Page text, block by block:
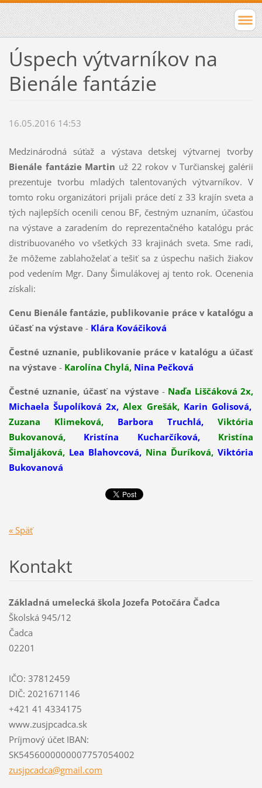
Úspech výtvarníkov na
Bienále fantázie
16.05.2016 14:53
Medzinárodná súťaž a výstava detskej výtvarnej tvorby
Bienále fantázie Martin už 22 rokov v Turčianskej galérii
prezentuje tvorbu mladých talentovaných výtvarníkov. V
tomto roku organizátori prijali práce detí z 33 krajín sveta a
tých najlepších ocenili cenou BF, čestným uznaním, účasťou
na výstave a zaradením do reprezentačného katalógu prác
distribuovaného vo všetkých 33 krajinách sveta. Sme radi,
že môžeme zablahoželať a tešiť sa z úspechu našich žiakov
pod vedením Mgr. Dany Šimulákovej aj tento rok. Ocenenia
získali:
Cenu Bienále fantázie, publikovanie práce v katalógu a
účasť na výstave- Klára Kováčiková
Čestné uznanie, publikovanie práce v katalógu a účasť
na výstave- Karolína Chylá,Nina Pečková
Čestné uznanie, účasť na výstave- Naďa Liščáková 2x,
Michaela Šupolíková 2x,Alex Grešák,Karin Golisová,
Zuzana Klimeková, Barbora Truchlá,Viktória
Bukovanová,Kristína Kucharčíková, Kristína
Šimaljáková,Lea Blahovcová, Nina Ďuríková, Viktória
Bukovanová
« Späť
Kontakt
Základná umelecká škola Jozefa Potočára Čadca
Školská 945/12
Čadca
02201
IČO: 37812459
DIČ: 2021671146
+421 41 4334175
www.zusjpcadca.sk
Príjmový účet IBAN:
SK5456000000007757054002
zusjpcadca@gmail.com